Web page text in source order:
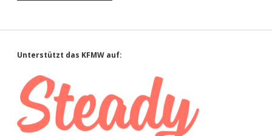
Sidebar
Unterstützt das KFMW auf: